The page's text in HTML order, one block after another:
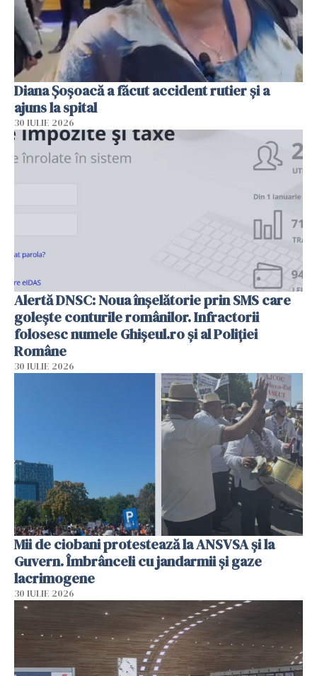
Diana Șoșoacă a făcut accident rutier și a
ajuns la spital
30 IULIE 2026
Alertă DNSC: Noua înșelătorie prin SMS care
golește conturile românilor. Infractorii
folosesc numele Ghișeul.ro și al Poliției
Române
30 IULIE 2026
Mii de ciobani protestează la ANSVSA și la
Guvern. Îmbrânceli cu jandarmii și gaze
lacrimogene
30 IULIE 2026